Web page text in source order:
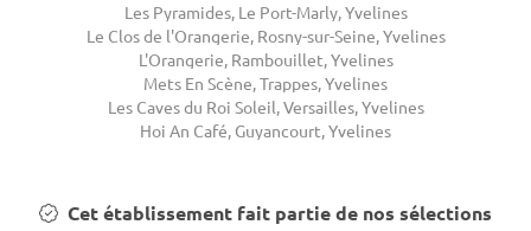
Les Pyramides, Le Port-Marly, Yvelines
Le Clos de l'Orangerie, Rosny-sur-Seine, Yvelines
L'Orangerie, Rambouillet, Yvelines
Mets En Scène, Trappes, Yvelines
Les Caves du Roi Soleil, Versailles, Yvelines
Hoi An Café, Guyancourt, Yvelines
Cet établissement fait partie de nos sélections